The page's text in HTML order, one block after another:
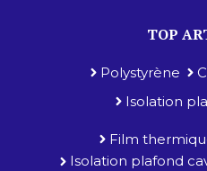
TOP
Polystyrène
Isolation
Film
Isolation plafond